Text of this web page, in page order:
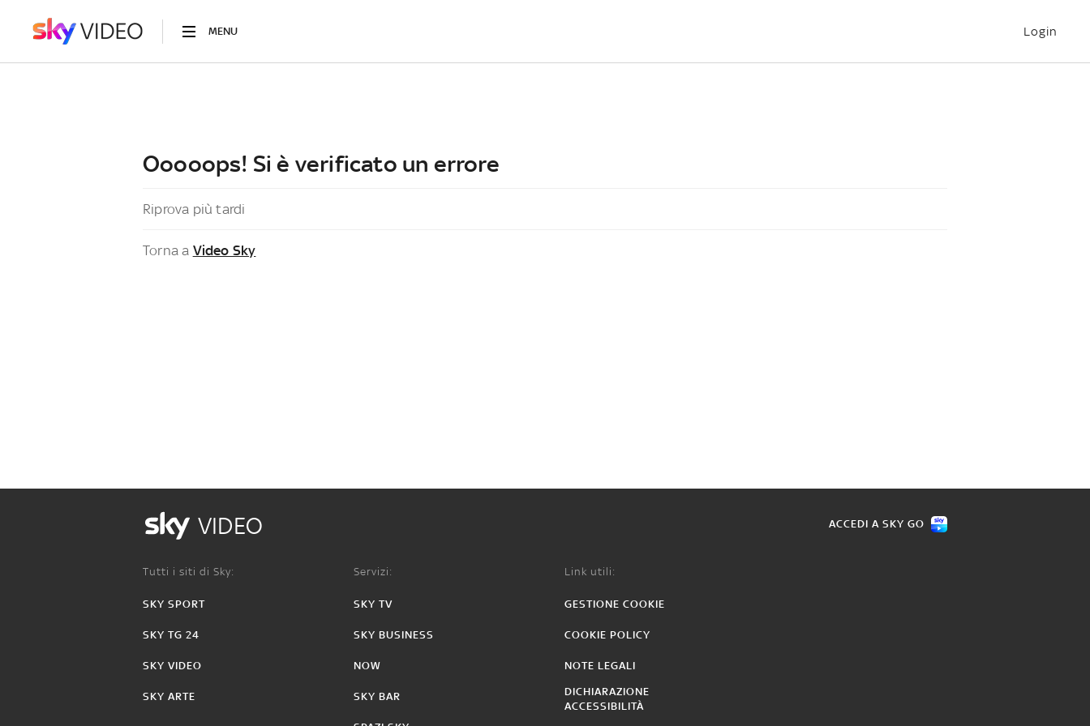
MENU Login
Ooooops! Si è verificato un errore
Riprova più tardi
Torna a Video Sky
VIDEO ACCEDI A SKY GO
Tutti i siti di Sky:
SKY SPORT
SKY TG 24
SKY VIDEO
SKY ARTE
Servizi:
SKY TV
SKY BUSINESS
NOW
SKY BAR
Link utili:
GESTIONE COOKIE
COOKIE POLICY
NOTE LEGALI
DICHIARAZIONE
ACCESSIBILITÀ